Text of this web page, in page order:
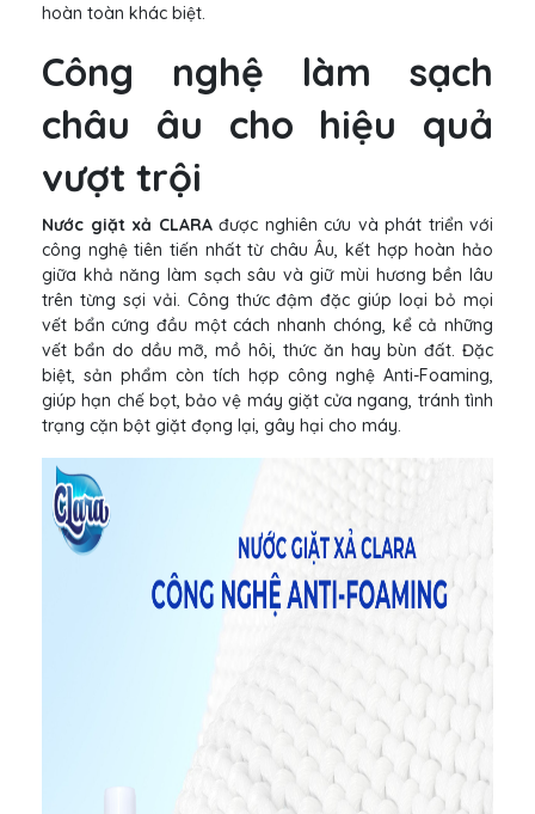
hoàn toàn khác biệt.
Công nghệ làm sạch
châu âu cho hiệu quả
vượt trội
Nước giặt xả CLARA được nghiên cứu và phát triển với
công nghệ tiên tiến nhất từ châu Âu, kết hợp hoàn hảo
giữa khả năng làm sạch sâu và giữ mùi hương bền lâu
trên từng sợi vải. Công thức đậm đặc giúp loại bỏ mọi
vết bẩn cứng đầu một cách nhanh chóng, kể cả những
vết bẩn do dầu mỡ, mồ hôi, thức ăn hay bùn đất. Đặc
biệt, sản phẩm còn tích hợp công nghệ Anti-Foaming,
giúp hạn chế bọt, bảo vệ máy giặt cửa ngang, tránh tình
trạng cặn bột giặt đọng lại, gây hại cho máy.